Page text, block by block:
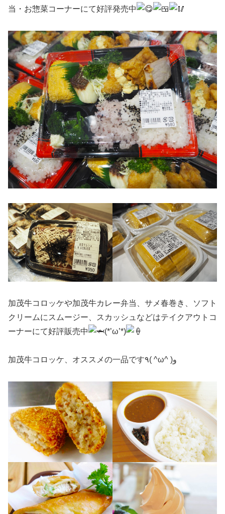
当・お惣菜コーナーにて好評発売中
加茂牛コロッケや加茂牛カレー弁当、サメ春巻き、ソフト
クリームにスムージー、スカッシュなどはテイクアウトコ
ーナーにて好評販売中
(*’ω’*)
加茂牛コロッケ、オススメの一品です٩( ^ω^ )و